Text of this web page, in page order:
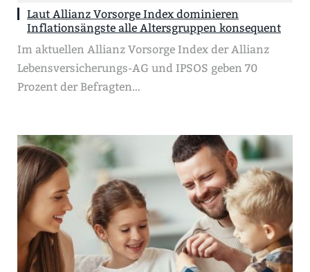
Laut Allianz Vorsorge Index dominieren
Inflationsängste alle Altersgruppen konsequent
Im aktuellen Allianz Vorsorge Index der Allianz
Lebensversicherungs-AG und IPSOS geben 70
Prozent der Befragten…